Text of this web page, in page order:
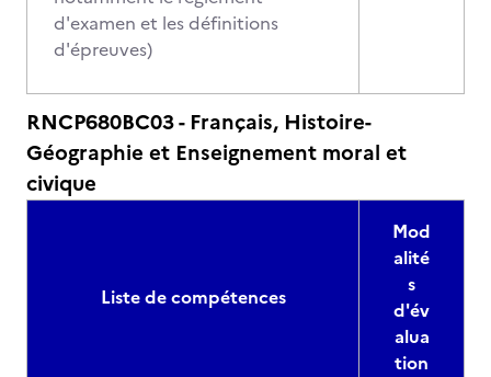
d'examen et les définitions
d'épreuves)
RNCP680BC03 - Français, Histoire-
Géographie et Enseignement moral et
civique
Liste de compétences
Mod
alité
s
d'év
alua
tion